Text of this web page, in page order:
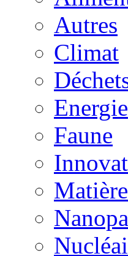
Autres
Climat
Energie
Faune